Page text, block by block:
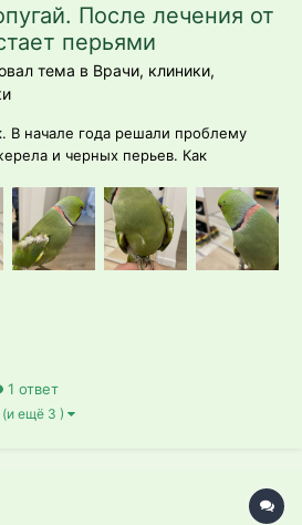
После лечения от
перьями
тема в Врачи, клиники,
В начале года решали проблему
и черных перьев. Как
10 таблеток хватило ровно на 2
по рекомендации врача Грязнова.
1 ответ
(и ещё 3 )